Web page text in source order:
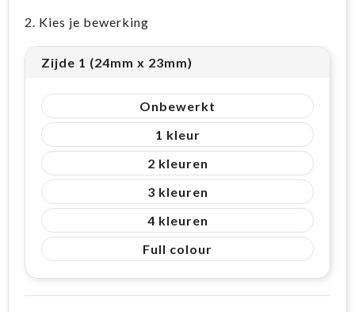
2. Kies je bewerking
Zijde 1 (24mm x 23mm)
Onbewerkt
1
2
3
4
Full colour